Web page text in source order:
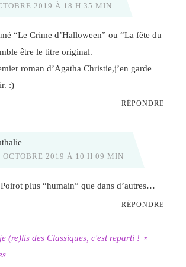
2019 À 18 H 35 MIN
“Le Crime d’Halloween” ou “La fête du
être le titre original.
roman d’Agatha Christie,j’en garde
:)
RÉPONDRE
OCTOBRE 2019 À 10 H 09 MIN
plus “humain” que dans d’autres…
RÉPONDRE
(re)lis des Classiques, c'est reparti ! ⋆